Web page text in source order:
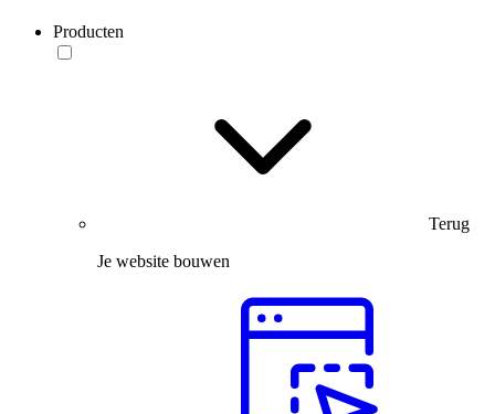
Producten
Terug
Je website bouwen